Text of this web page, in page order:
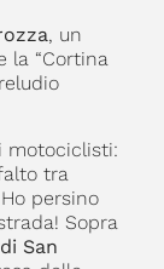
, un
la “Cortina
motociclisti:
tra
persino
Sopra
San